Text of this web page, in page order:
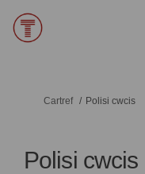
Rydych yma:
Cartref Polisi cwcis
Polisi cwcis